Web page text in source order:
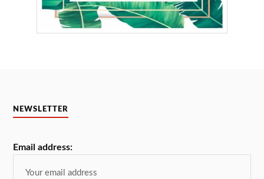
NEWSLETTER
Email address: